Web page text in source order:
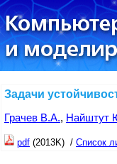
Задачи
Грачев В.А., Найштут
pdf (2013K) / Список